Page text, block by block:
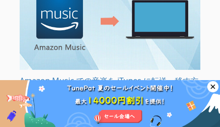
Amazon Music での音楽を iTunes に転送・移す方
法